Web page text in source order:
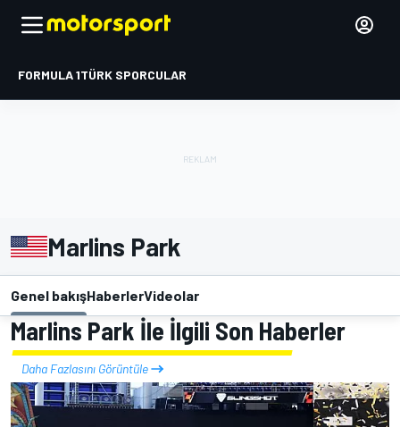
FORMULA 1TÜRK SPORCULAR
Marlins Park
Genel bakışHaberlerVideolar
Marlins Park İle İlgili Son Haberler
Daha Fazlasını Görüntüle